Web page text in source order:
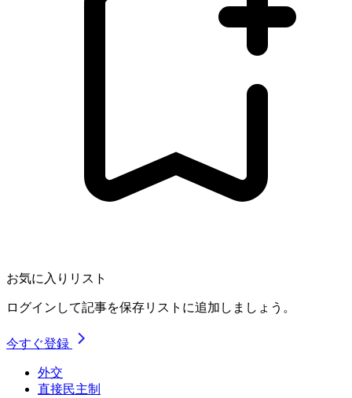
お気に入りリスト
ログインして記事を保存リストに追加しましょう。
今すぐ登録
外交
直接民主制